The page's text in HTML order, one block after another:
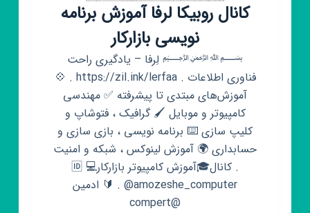
کانال روبیکا لرفا آموزش برنامه
نویسی بازارکار
﷽ لِرفا – یادگیری راحت
فناوری اطلاعات . https://zil.ink/lerfaa . 💠
آموزش‌های مبتدی تا پیشرفته ✅ مهندسی
کامپیوتر و موبایل 🖌️ گرافیک ، فتوشاپ و
کلیپ سازی ⌨️ برنامه نویسی ، بازی سازی و
حسابداری 🌍 آموزش لینوکس ، شبکه و امنیت
. کانال🎓آموزش کامپیوتر بازارکار💻 🆔
@amozeshe_computer . 🔰 ادمین
@compert